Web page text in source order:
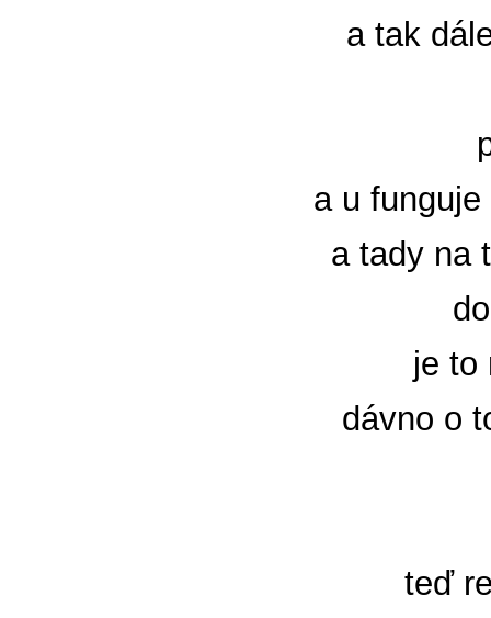
a tak
a u
a tady na
je to
dávno o
teď